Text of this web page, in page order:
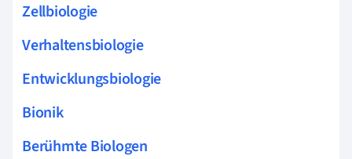
Zellbiologie
Verhaltensbiologie
Entwicklungsbiologie
Bionik
Berühmte Biologen